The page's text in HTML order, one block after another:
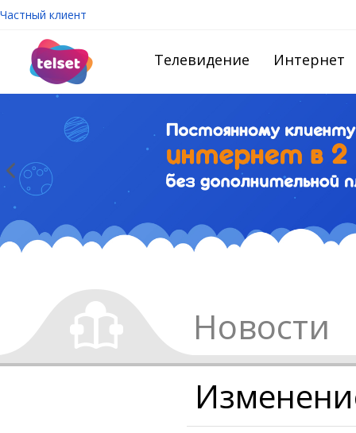
Частный клиент
Телевидение Интернет
Новости